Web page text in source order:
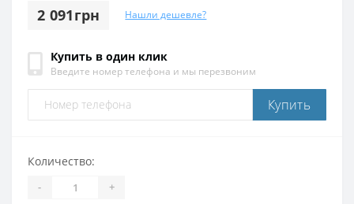
2 091грн Нашли дешевле?
Купить в один клик
Введите номер телефона и мы перезвоним
Купить
Количество:
- +